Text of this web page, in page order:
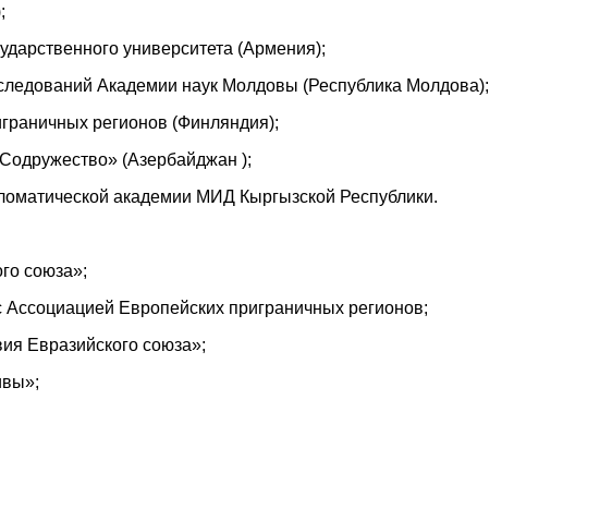
университета (Армения);
Академии наук Молдовы (Республика Молдова);
регионов (Финляндия);
(Азербайджан );
академии МИД Кыргызской Республики.
союза»;
Европейских приграничных регионов;
Евразийского союза»;